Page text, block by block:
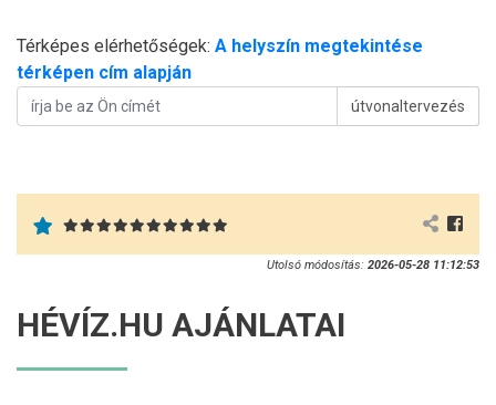
Térképes elérhetőségek: A helyszín megtekintése
térképen cím alapján
útvonaltervezés
Utolsó módosítás: 2026-05-28 11:12:53
HÉVÍZ.HU AJÁNLATAI